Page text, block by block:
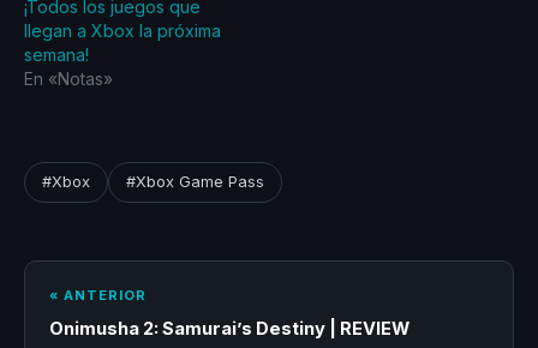
¡Todos los juegos que
llegan a Xbox la próxima
semana!
En «Notas»
#Xbox #Xbox Game Pass
« ANTERIOR
Onimusha 2: Samurai’s Destiny | REVIEW